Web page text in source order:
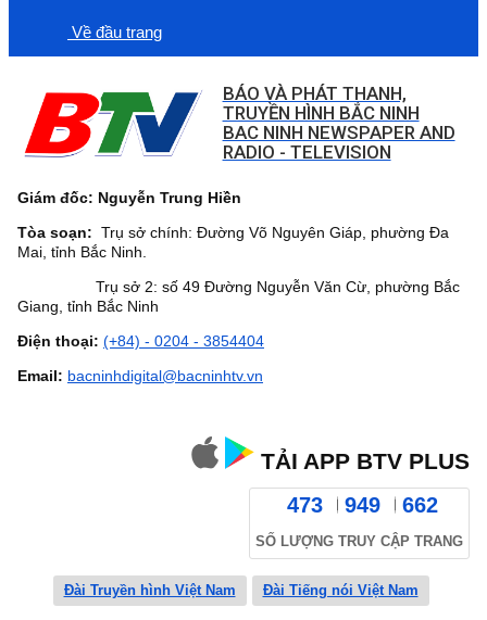
Về đầu trang
BÁO VÀ PHÁT THANH,
TRUYỀN HÌNH BẮC NINH
BAC NINH NEWSPAPER AND
RADIO - TELEVISION
Giám đốc: Nguyễn Trung Hiền
Tòa soạn: Trụ sở chính: Đường Võ Nguyên Giáp, phường Đa
Mai, tỉnh Bắc Ninh.
Trụ sở 2: số 49 Đường Nguyễn Văn Cừ, phường Bắc
Giang, tỉnh Bắc Ninh
Điện thoại: (+84) - 0204 - 3854404
Email: bacninhdigital@bacninhtv.vn
TẢI APP BTV PLUS
473 949 662
SỐ LƯỢNG TRUY CẬP TRANG
Đài Truyền hình Việt Nam Đài Tiếng nói Việt Nam